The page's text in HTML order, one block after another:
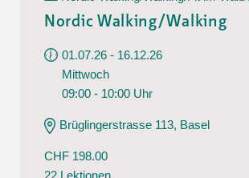
Nordic Walking/Walking
01.07.26 - 16.12.26
Mittwoch
09:00 - 10:00 Uhr
Brüglingerstrasse 113, Basel
CHF 198.00
22 Lektionen